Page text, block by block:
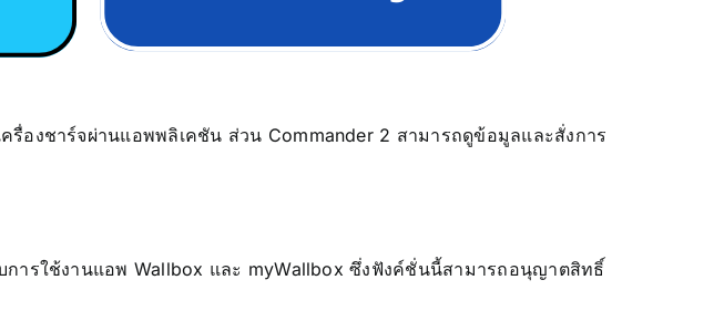
องชาร์จผ่านแอพพลิเคชัน ส่วน Commander 2 สามารถดูข้อมูลและสั่งการ
ารใช้งานแอพ Wallbox และ myWallbox ซึ่งฟังค์ชั่นนี้สามารถอนุญาตสิทธิ์